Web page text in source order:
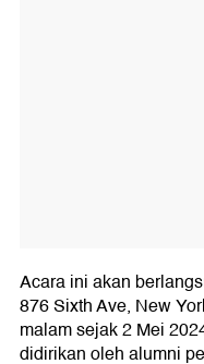
Acara ini akan
876 Sixth Ave, New
malam sejak 2 Mei
didirikan oleh alumni